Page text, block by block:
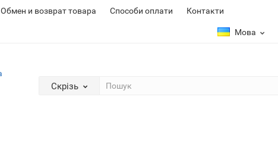
Обмен и возврат товара Способи оплати Контакти
Мова
Скрізь